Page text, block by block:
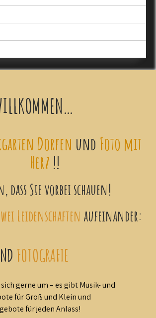
Dorfen und Foto mit
Herz !!
dass Sie vorbei schauen!
Leidenschaften aufeinander:
FOTOGRAFIE
sich gerne um – es gibt Musik- und
für Groß und Klein und
für jeden Anlass!